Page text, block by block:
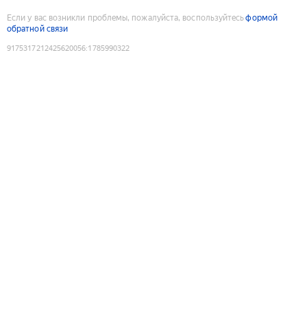
Если у вас возникли проблемы, пожалуйста, воспользуйтесьформой
обратной связи
9175317212425620056:1785990322